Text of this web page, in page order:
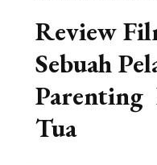
Review
Sebuah
Parenting
Tua